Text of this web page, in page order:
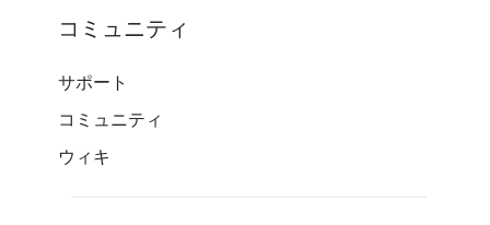
コミュニティ
サポート
コミュニティ
ウィキ